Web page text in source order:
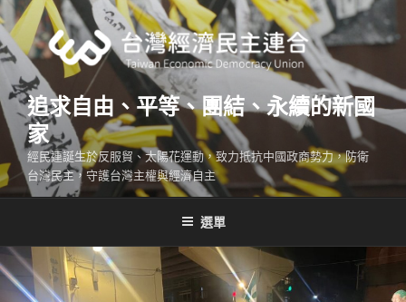
跳
至
主
內
容
追求自由、平等、團結、永續的新國
家
經民連誕生於反服貿、太陽花運動，致力抵抗中國政商勢力，防衛
台灣民主，守護台灣主權與經濟自主
選單